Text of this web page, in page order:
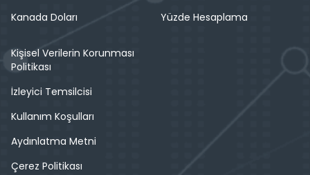
Kanada Doları
Yüzde Hesaplama
Kişisel Verilerin Korunması
Politikası
İzleyici Temsilcisi
Kullanım Koşulları
Aydınlatma Metni
Çerez Politikası